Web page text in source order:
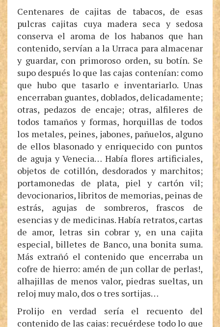
Centenares de cajitas de tabacos, de esas
pulcras cajitas cuya madera seca y sedosa
conserva el aroma de los habanos que han
contenido, servían a la Urraca para almacenar
y guardar, con primoroso orden, su botín. Se
supo después lo que las cajas contenían: como
que hubo que tasarlo e inventariarlo. Unas
encerraban guantes, doblados, delicadamente;
otras, pedazos de encaje; otras, alfileres de
todos tamaños y formas, horquillas de todos
los metales, peines, jabones, pañuelos, alguno
de ellos blasonado y enriquecido con puntos
de aguja y Venecia… Había flores artificiales,
objetos de cotillón, desdorados y marchitos;
portamonedas de plata, piel y cartón vil;
devocionarios, libritos de memorias, peinas de
estrás, agujas de sombreros, frascos de
esencias y de medicinas. Había retratos, cartas
de amor, letras sin cobrar y, en una cajita
especial, billetes de Banco, una bonita suma.
Más extrañó el contenido que encerraba un
cofre de hierro: amén de ¡un collar de perlas!,
alhajillas de menos valor, piedras sueltas, un
reloj muy malo, dos o tres sortijas…
Prolijo en verdad sería el recuento del
contenido de las cajas: recuérdese todo lo que